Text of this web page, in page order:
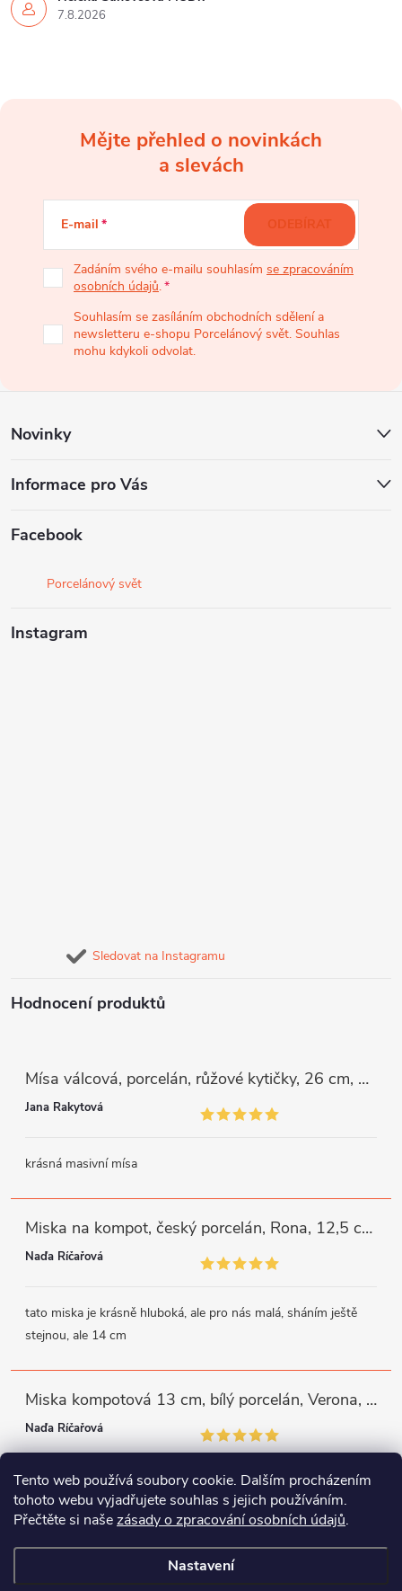
Tento web používá soubory cookie. Dalším procházením
tohoto webu vyjadřujete souhlas s jejich používáním.
Přečtěte si našezásady o zpracování osobních údajů.
Nastavení
7.8.2026
í
Mějte přehled o novinkách
a slevách
E-mail
Zadáním svého e-mailu souhlasím se zpracováním
osobních údajů.
Souhlasím se zasíláním obchodních sdělení a
newsletteru e-shopu Porcelánový svět. Souhlas
mohu kdykoli odvolat.
ODEBÍRAT
Novinky
Informace pro Vás
Facebook
Porcelánový svět
Instagram
Sledovat na Instagramu
Hodnocení produktů
Mísa válcová, porcelán, růžové kytičky, 26 cm, G. Benedikt
Jana Rakytová
krásná masivní mísa
Miska na kompot, český porcelán, Rona, 12,5 cm, bílý, G. Benedikt
Naďa Říčařová
tato miska je krásně hluboká, ale pro nás malá, sháním ještě
stejnou, ale 14 cm
Miska kompotová 13 cm, bílý porcelán, Verona, G. Benedikt
Naďa Říčařová
miska je trochu mělká, ale využiji